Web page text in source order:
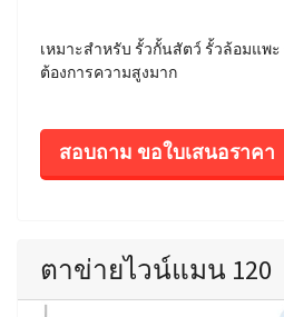
เหมาะสำหรับ รั้วกั้นสัตว์ รั้วล้อมแพ
ต้องการความสูงมาก
สอบถาม ขอใบเสนอราคา
ตาข่ายไวน์แมน 120